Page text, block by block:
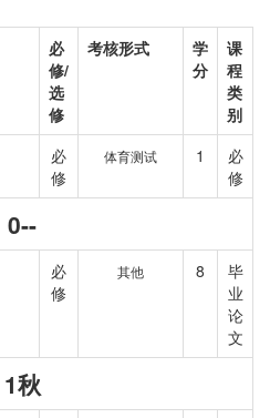
必
修/
选
修
考核形式
学
分
课
程
类
别
必
修
体育测试 1
必
修
0--
必
修
其他 8
毕
业
论
文
1秋